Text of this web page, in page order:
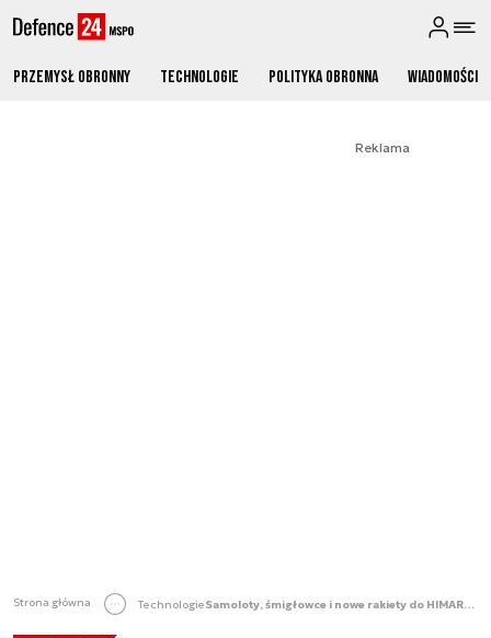
Przemysł obronny Technologie Polityka obronna Wiadomości
Reklama
Strona główna Technologie Samoloty, śmigłowce i nowe rakiety do HIMARS. Lockheed Martin na MSPO